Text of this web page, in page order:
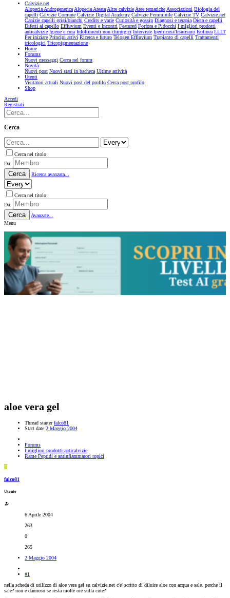
Calvizie.net
Alopecia AndrogeneticaAlopecia AreataAltre calvizieAree tematicheAssociazioni Biologia dei
capelli Calvizie Comune Calvizie Digital Academy Calvizie Femminile Calvizie TV Calvizie.net
Canizie capelli grigi/bianchi Credits e varie Curiosità e gossip Diagnosi e terapia Dieta e capelli
Difetti al capello Effluvium Eventi e Incontri Featured Forfora e Pidocchi I migliori prodotti
anticalvizie Igiene e cura Infoltimenti non chirurgici Interviste Ipertricosi/Irsutismo Isolinea LLLT
Per iniziare Principi attivi Ricerca e futuro Telogen Effluvium Trapianto di capelli Trattamenti
tricologici Tricopigmentazione
Home
Forums
Nuovi messaggi Cerca nel forum
Novità
Nuovi post Nuovi stati in bacheca Ultime attività
Utenti
Visitatori attuali Nuovi post del profilo Cerca post profilo
Shop
Accedi
Registrati
Cerca
Cerca nel titolo
Da:
Cerca Ricerca avanzata...
Cerca nel titolo
Da:
Cerca
Avanzate...
Menu
aloe vera gel
Thread starter falco81
Start date 2 Maggio 2004
Forums
I migliori prodotti anticalvizie
Rame Peptidi e antinfiammatori topici
F
falco81
Utente
6 Aprile 2004
263
0
265
2 Maggio 2004
#1
nella scheda di utilizzo di aloe vera gel su calvizie.net c'e' scritto di diluire aloe con acqua e sale. perche il
sale? non e dannoso se resta molte ore sulla cute?